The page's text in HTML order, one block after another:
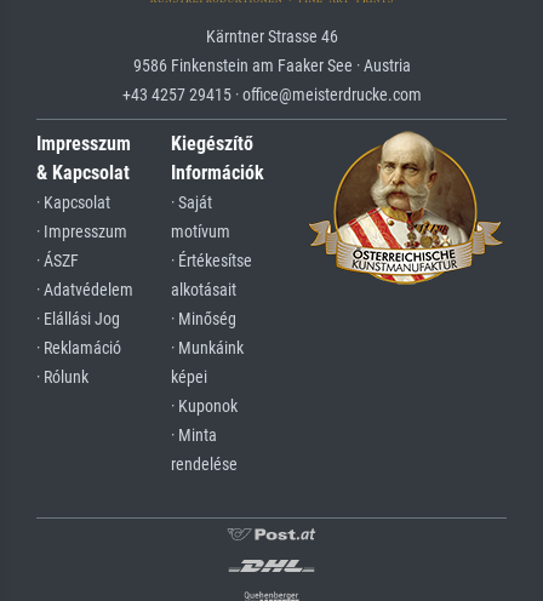
Kärntner Strasse 46
9586 Finkenstein am Faaker See · Austria
+43 4257 29415 · office@meisterdrucke.com
Impresszum
& Kapcsolat
· Kapcsolat
· Impresszum
· ÁSZF
· Adatvédelem
· Elállási Jog
· Reklamáció
· Rólunk
Kiegészítő
Információk
· Saját
motívum
· Értékesítse
alkotásait
· Minőség
· Munkáink
képei
· Kuponok
· Minta
rendelése